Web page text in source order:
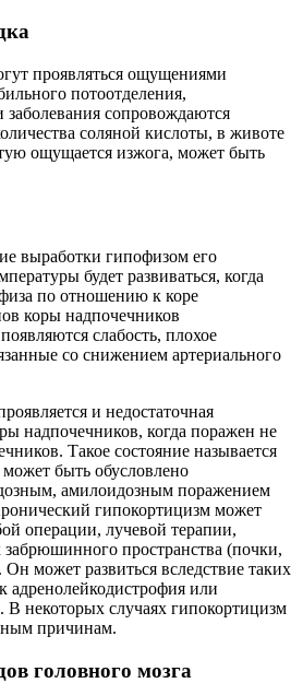
проявляться ощущениями
потоотделения,
сопровождаются
соляной кислоты, в животе
ощущается изжога, может быть
выработки гипофизом его
будет развиваться, когда
по отношению к коре
коры надпочечников
слабость, плохое
со снижением артериального
и недостаточная
надпочечников, когда поражен не
Такое состояние называется
быть обусловлено
амилоидозным поражением
гипокортицизм может
операции, лучевой терапии,
пространства (почки,
может развиться вследствие таких
адренолейкодистрофия или
В некоторых случаях гипокортицизм
причинам.
головного мозга